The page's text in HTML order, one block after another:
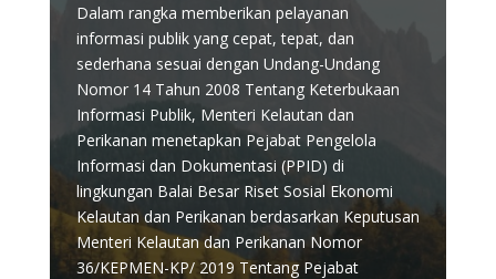
Dalam rangka memberikan pelayanan
informasi publik yang cepat, tepat, dan
sederhana sesuai dengan Undang-Undang
Nomor 14 Tahun 2008 Tentang Keterbukaan
Informasi Publik, Menteri Kelautan dan
Perikanan menetapkan Pejabat Pengelola
Informasi dan Dokumentasi (PPID) di
lingkungan Balai Besar Riset Sosial Ekonomi
Kelautan dan Perikanan berdasarkan Keputusan
Menteri Kelautan dan Perikanan Nomor
36/KEPMEN-KP/ 2019 Tentang Pejabat